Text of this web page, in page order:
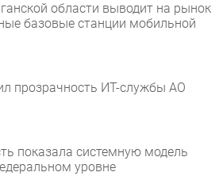
области выводит на рынок
базовые станции мобильной
прозрачность ИТ-службы АО
показала системную модель
уровне